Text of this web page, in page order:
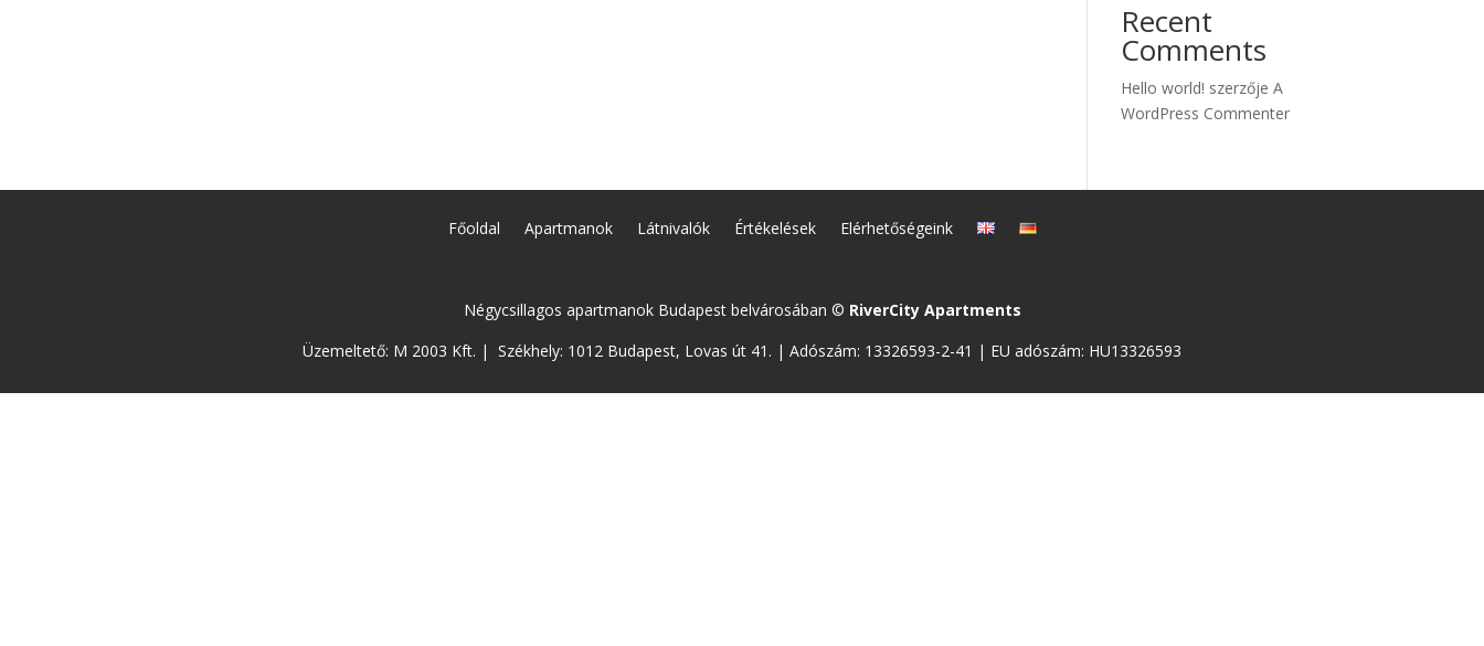
Recent
Comments
Hello world! szerzőjeA
WordPress Commenter
Főoldal Apartmanok Látnivalók Értékelések Elérhetőségeink
Négycsillagos apartmanok Budapest belvárosában © RiverCity Apartments
Üzemeltető: M 2003 Kft. | Székhely: 1012 Budapest, Lovas út 41. | Adószám: 13326593-2-41 | EU adószám: HU13326593